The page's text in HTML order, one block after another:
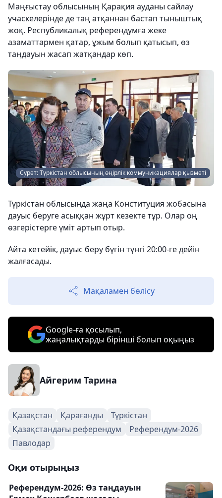
Маңғыстау облысының Қарақия ауданы сайлау
учаскелерінде де таң атқаннан бастап тыныштық
жоқ. Республикалық референдумға жеке
азаматтармен қатар, ұжым болып қатысып, өз
таңдауын жасап жатқандар көп.
Сурет: Түркістан облысының өңірлік коммуникациялар қызметі
Түркістан облысында жаңа Конституция жобасына
дауыс беруге асыққан жұрт кезекте тұр. Олар оң
өзгерістерге үміт артып отыр.
Айта кетейік, дауыс беру бүгін түнгі 20:00-ге дейін
жалғасады.
Мақаламен бөлісу
Google-ға қосылып,
жаңалықтарды бірінші болып оқыңыз
Айгерим Тарина
Қазақстан Қарағанды
Түркістан
Қазақстандағы референдум
Референдум-2026
Павлодар
Оқи отырыңыз
Референдум-2026: Өз таңдауын